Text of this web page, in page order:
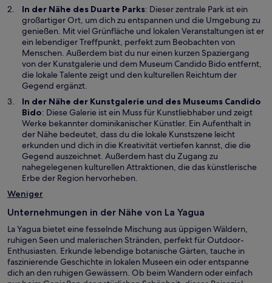
n
e
m
n
e
u
e
F
e
n
s
t
r
n
e
t
d
i
n
e
i
n
e
n
e
u
e
n
F
e
n
e
g
e
ö
f
f
In der Nähe des Duarte Parks: Dieser zentrale Park ist ein
großartiger Ort, um dich zu entspannen und die Umgebung zu
genießen. Mit viel Grünfläche und lokalen Veranstaltungen ist er
ein lebendiger Treffpunkt, perfekt zum Beobachten von
Menschen. Außerdem bist du nur einen kurzen Spaziergang
von der Kunstgalerie und dem Museum Candido BidoW
i
d
i
n
e
i
n
e
m
n
F
e
n
s
entfernt,
die lokale Talente zeigt und den kulturellen Reichtum der
Gegend ergänzt.
In der Nähe der Kunstgalerie und des Museums Candido
Bido: Diese Galerie ist ein Muss für Kunstliebhaber und zeigt
Werke bekannter dominikanischer Künstler. Ein Aufenthalt in
der Nähe bedeutet, dass du die lokale Kunstszene leicht
erkunden und dich in die Kreativität vertiefen kannst, die die
Gegend auszeichnet. Außerdem hast du Zugang zu
nahegelegenen kulturellen Attraktionen, die das künstlerische
Erbe der Region hervorheben.
Weniger
Unternehmungen in der Nähe von La Yagua
La Yagua bietet eine fesselnde Mischung aus üppigen Wäldern,
ruhigen Seen und malerischen Stränden, perfekt für Outdoor-
Enthusiasten. Erkunde lebendige botanische Gärten, tauche in
faszinierende Geschichte in lokalen Museen ein oder entspanne
dich an den ruhigen Gewässern. Ob beim Wandern oder einfach